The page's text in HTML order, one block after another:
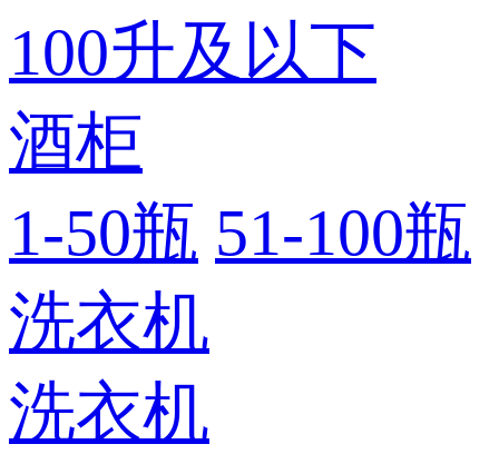
100升及以下
酒柜
1-50瓶 51-100瓶
洗衣机
洗衣机